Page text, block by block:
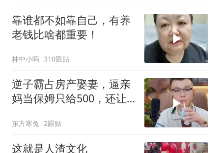
靠谁都不如靠自己，有养
老钱比啥都重要！
林中小呜 310跟贴
逆子霸占房产娶妻，逼亲
妈当保姆只给500，还让
东方寒兔 2跟贴
这就是人渣文化